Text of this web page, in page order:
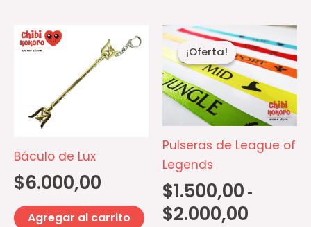
de
producto
Báculo de Lux
$6.000,00
Agregar al carrito
¡Oferta!
¡Oferta!
Pulseras de League of
Legends
$1.500,00 -
$2.000,00
Rango
de
precios:
desde
$1.500,00
hasta
$2.000,00